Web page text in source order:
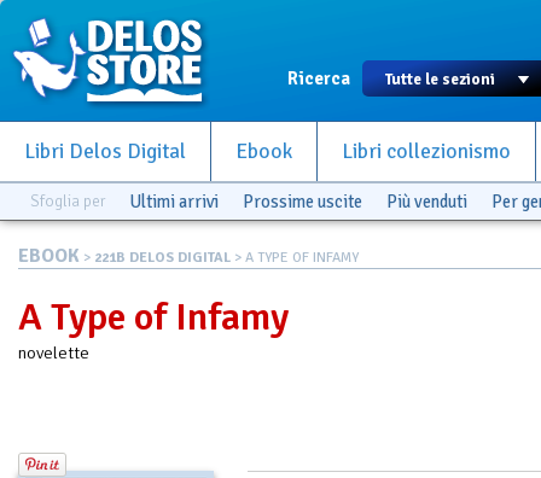
Ricerca
Libri Delos Digital Ebook Libri collezionismo
Sfoglia per Ultimi arrivi Prossime uscite Più venduti Per
EBOOK > 221B DELOS DIGITAL > A TYPE OF INFAMY
A Type of Infamy
novelette